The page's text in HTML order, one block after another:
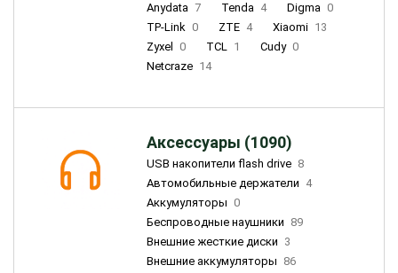
Anydata 7 Tenda 4 Digma 0
TP-Link 0 ZTE 4 Xiaomi 13
Zyxel
0 TCL 1 Cudy 0
Netcraze 14
Аксессуары (1090)
USB накопители flash drive 8
Автомобильные держатели 4
Аккумуляторы 0
Беспроводные наушники 89
Внешние жесткие диски 3
Внешние аккумуляторы 86